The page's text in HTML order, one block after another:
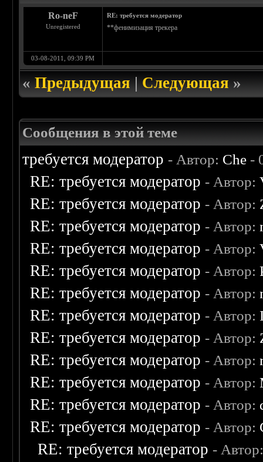
Ro-neF
Unregistered
RE: требуется модератор
**фенимизация трекера
03-08-2011, 09:39 PM
«Предыдущая|Следующая»
Сообщения в этой теме
требуется модератор - Автор: Che -
RE: требуется модератор - Автор:
RE: требуется модератор - Автор:
RE: требуется модератор - Автор:
RE: требуется модератор - Автор:
RE: требуется модератор - Автор:
RE: требуется модератор - Автор:
RE: требуется модератор - Автор:
RE: требуется модератор - Автор:
RE: требуется модератор - Автор:
RE: требуется модератор - Автор:
RE: требуется модератор - Автор:
RE: требуется модератор - Автор:
RE: требуется модератор -